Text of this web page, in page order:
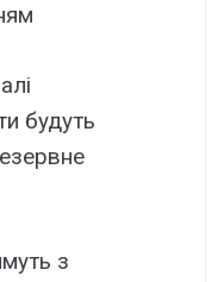
будуть
з